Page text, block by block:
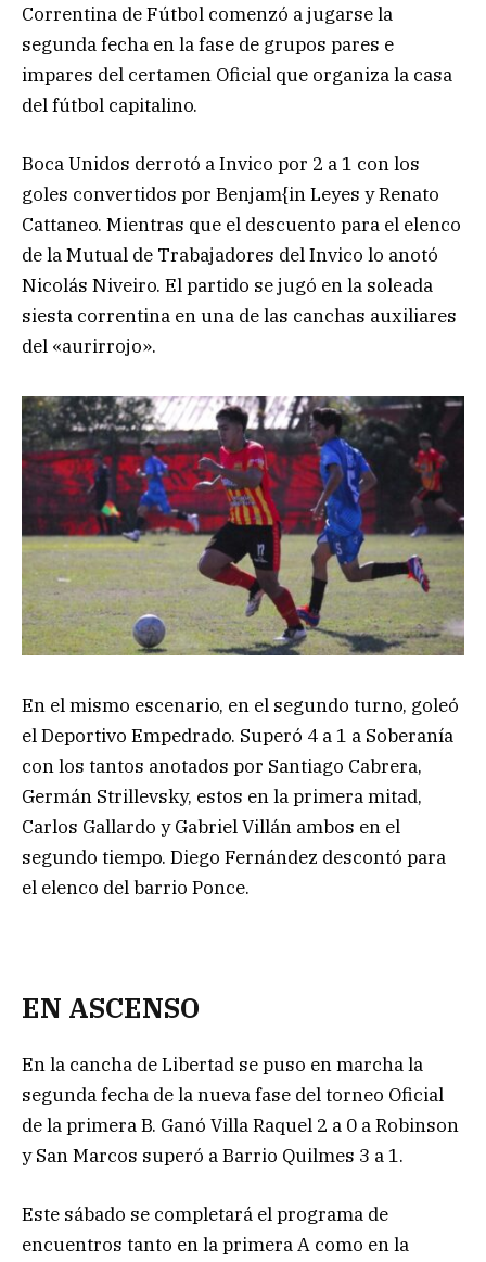
Correntina de Fútbol comenzó a jugarse la
segunda fecha en la fase de grupos pares e
impares del certamen Oficial que organiza la casa
del fútbol capitalino.
Boca Unidos derrotó a Invico por 2 a 1 con los
goles convertidos por Benjam{in Leyes y Renato
Cattaneo. Mientras que el descuento para el elenco
de la Mutual de Trabajadores del Invico lo anotó
Nicolás Niveiro. El partido se jugó en la soleada
siesta correntina en una de las canchas auxiliares
del «aurirrojo».
En el mismo escenario, en el segundo turno, goleó
el Deportivo Empedrado. Superó 4 a 1 a Soberanía
con los tantos anotados por Santiago Cabrera,
Germán Strillevsky, estos en la primera mitad,
Carlos Gallardo y Gabriel Villán ambos en el
segundo tiempo. Diego Fernández descontó para
el elenco del barrio Ponce.
EN ASCENSO
En la cancha de Libertad se puso en marcha la
segunda fecha de la nueva fase del torneo Oficial
de la primera B. Ganó Villa Raquel 2 a 0 a Robinson
y San Marcos superó a Barrio Quilmes 3 a 1.
Este sábado se completará el programa de
encuentros tanto en la primera A como en la